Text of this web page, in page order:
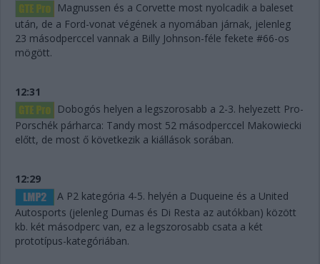
Magnussen és a Corvette most nyolcadik a baleset
után, de a Ford-vonat végének a nyomában járnak, jelenleg
23 másodperccel vannak a Billy Johnson-féle fekete #66-os
mögött.
12:31
Dobogós helyen a legszorosabb a 2-3. helyezett Pro-
Porschék párharca: Tandy most 52 másodperccel Makowiecki
előtt, de most ő következik a kiállások sorában.
12:29
A P2 kategória 4-5. helyén a Duqueine és a United
Autosports (jelenleg Dumas és Di Resta az autókban) között
kb. két másodperc van, ez a legszorosabb csata a két
prototípus-kategóriában.